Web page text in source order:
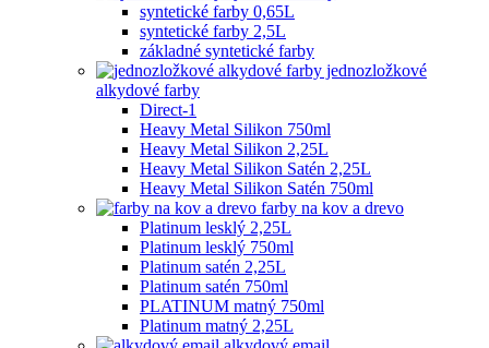
syntetické farby 0,65L
syntetické farby 2,5L
základné syntetické farby
jednozložkové
alkydové farby
Direct-1
Heavy Metal Silikon 750ml
Heavy Metal Silikon 2,25L
Heavy Metal Silikon Satén 2,25L
Heavy Metal Silikon Satén 750ml
farby na kov a drevo
Platinum lesklý 2,25L
Platinum lesklý 750ml
Platinum satén 2,25L
Platinum satén 750ml
PLATINUM matný 750ml
Platinum matný 2,25L